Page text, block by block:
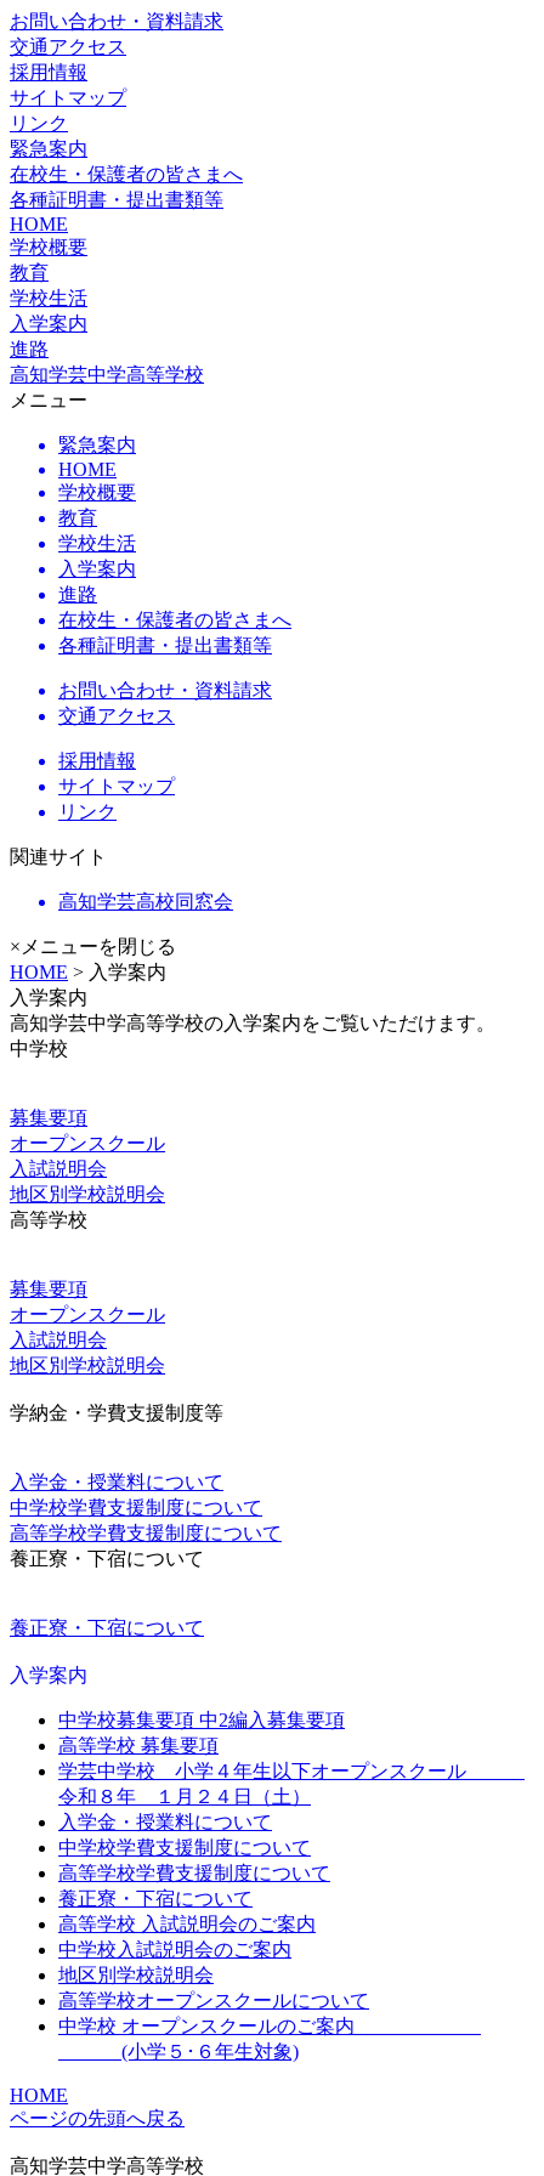
お問い合わせ・資料請求
交通アクセス
採用情報
サイトマップ
リンク
緊急案内
在校生・保護者の皆さまへ
各種証明書・提出書類等
HOME
学校概要
教育
学校生活
入学案内
進路
高知学芸中学高等学校
メニュー
緊急案内
HOME
学校概要
教育
学校生活
入学案内
進路
在校生・保護者の皆さまへ
各種証明書・提出書類等
お問い合わせ・資料請求
交通アクセス
採用情報
サイトマップ
リンク
関連サイト
高知学芸高校同窓会
×メニューを閉じる
HOME > 入学案内
入学案内
高知学芸中学高等学校の入学案内をご覧いただけます。
中学校
募集要項
オープンスクール
入試説明会
地区別学校説明会
高等学校
募集要項
オープンスクール
入試説明会
地区別学校説明会
学納金・学費支援制度等
入学金・授業料について
中学校学費支援制度について
高等学校学費支援制度について
養正寮・下宿について
養正寮・下宿について
入学案内
中学校募集要項 中2編入募集要項
高等学校 募集要項
学芸中学校 小学４年生以下オープンスクール
令和８年 １月２４日（土）
入学金・授業料について
中学校学費支援制度について
高等学校学費支援制度について
養正寮・下宿について
高等学校 入試説明会のご案内
中学校入試説明会のご案内
地区別学校説明会
高等学校オープンスクールについて
中学校 オープンスクールのご案内
(小学５･６年生対象)
HOME
ページの先頭へ戻る
高知学芸中学高等学校